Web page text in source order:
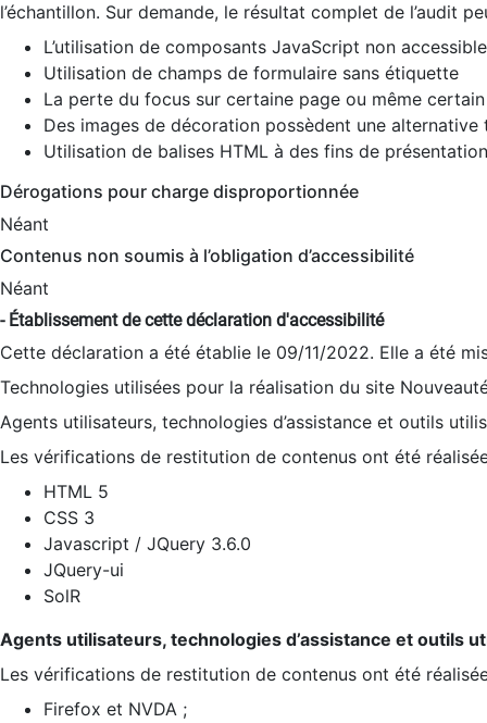
l’échantillon. Sur demande, le résultat complet de l’audit
L’utilisation de composants JavaScript non
Utilisation de champs de formulaire sans étiquette
La perte du focus sur certaine page ou même
Des images de décoration possèdent une alternative
Utilisation de balises HTML à des fins de
Dérogations pour charge disproportionnée
Néant
Contenus non soumis à l’obligation d’accessibilité
Néant
- Établissement de cette déclaration d'accessibilité
Cette déclaration a été établie le 09/11/2022. Elle a été
Technologies utilisées pour la réalisation du site
Agents utilisateurs, technologies d’assistance et outils
Les vérifications de restitution de contenus ont été
HTML 5
CSS 3
Javascript / JQuery 3.6.0
JQuery-ui
SolR
Agents utilisateurs, technologies d’assistance et outils
Les vérifications de restitution de contenus ont été
Firefox et NVDA ;